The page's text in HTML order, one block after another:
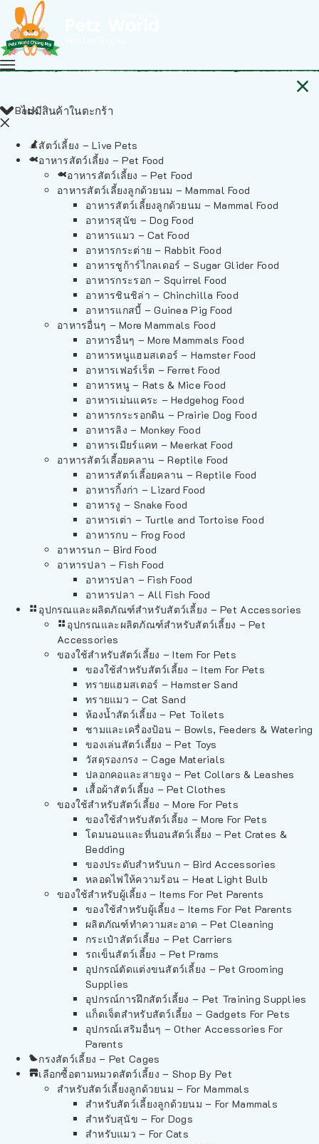
ไม่มีสินค้าในตะกร้า
Back
สัตว์เลี้ยง – Live Pets
อาหารสัตว์เลี้ยง – Pet Food
อาหารสัตว์เลี้ยง – Pet Food
อาหารสัตว์เลี้ยงลูกด้วยนม – Mammal Food
อาหารสัตว์เลี้ยงลูกด้วยนม – Mammal Food
อาหารสุนัข – Dog Food
อาหารแมว – Cat Food
อาหารกระต่าย – Rabbit Food
อาหารชูก้าร์ไกลเดอร์ – Sugar Glider Food
อาหารกระรอก – Squirrel Food
อาหารชินชิล่า – Chinchilla Food
อาหารแกสบี้ – Guinea Pig Food
อาหารอื่นๆ – More Mammals Food
อาหารอื่นๆ – More Mammals Food
อาหารหนูแฮมสเตอร์ – Hamster Food
อาหารเฟอร์เร็ต – Ferret Food
อาหารหนู – Rats & Mice Food
อาหารเม่นแคระ – Hedgehog Food
อาหารกระรอกดิน – Prairie Dog Food
อาหารลิง – Monkey Food
อาหารเมียร์แคท – Meerkat Food
อาหารสัตว์เลี้อยคลาน – Reptile Food
อาหารสัตว์เลี้อยคลาน – Reptile Food
อาหารกิ้งก่า – Lizard Food
อาหารงู – Snake Food
อาหารเต่า – Turtle and Tortoise Food
อาหารกบ – Frog Food
อาหารนก – Bird Food
อาหารปลา – Fish Food
อาหารปลา – Fish Food
อาหารปลา – All Fish Food
อุปกรณและผลิตภัณฑ์สำหรับสัตว์เลี้ยง – Pet Accessories
อุปกรณและผลิตภัณฑ์สำหรับสัตว์เลี้ยง – Pet
Accessories
ของใช้สำหรับสัตว์เลี้ยง – Item For Pets
ของใช้สำหรับสัตว์เลี้ยง – Item For Pets
ทรายแฮมสเตอร์ – Hamster Sand
ทรายแมว – Cat Sand
ห้องน้ำสัตว์เลี้ยง – Pet Toilets
ชามและเครื่องป้อน – Bowls, Feeders & Watering
ของเล่นสัตว์เลี้ยง – Pet Toys
วัสดุรองกรง – Cage Materials
ปลอกคอและสายจูง – Pet Collars & Leashes
เสื้อผ้าสัตว์เลี้ยง – Pet Clothes
ของใช้สำหรับสัตว์เลี้ยง – More For Pets
ของใช้สำหรับสัตว์เลี้ยง – More For Pets
โดมนอนและที่นอนสัตว์เลี้ยง – Pet Crates &
Bedding
ของประดับสำหรับนก – Bird Accessories
หลอดไฟให้ความร้อน – Heat Light Bulb
ของใช้สำหรับผู้เลี้ยง – Items For Pet Parents
ของใช้สำหรับผู้เลี้ยง – Items For Pet Parents
ผลิตภัณฑ์ทำความสะอาด – Pet Cleaning
กระเป๋าสัตว์เลี้ยง – Pet Carriers
รถเข็นสัตว์เลี้ยง – Pet Prams
อุปกรณ์ตัดแต่งขนสัตว์เลี้ยง – Pet Grooming
Supplies
อุปกรณ์การฝึกสัตว์เลี้ยง – Pet Training Supplies
แก็ดเจ็ตสำหรับสัตว์เลี้ยง – Gadgets For Pets
อุปกรณ์เสริมอื่นๆ – Other Accessories For
Parents
กรงสัตว์เลี้ยง – Pet Cages
เลือกซื้อตามหมวดสัตว์เลี้ยง – Shop By Pet
สำหรับสัตว์เลี้ยงลูกด้วยนม – For Mammals
สำหรับสัตว์เลี้ยงลูกด้วยนม – For Mammals
สำหรับสุนัข – For Dogs
สำหรับแมว – For Cats